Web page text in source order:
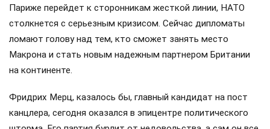
Париже перейдет к сторонникам жесткой линии, НАТО
столкнется с серьезным кризисом. Сейчас дипломаты
ломают голову над тем, кто сможет занять место
Макрона и стать новым надежным партнером Британии
на континенте.
Фридрих Мерц, казалось бы, главный кандидат на пост
канцлера, сегодня оказался в эпицентре политического